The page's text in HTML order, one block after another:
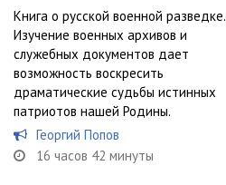
Книга о русской военной разведке.
Изучение военных архивов и
служебных документов дает
возможность воскресить
драматические судьбы истинных
патриотов нашей Родины.
Георгий Попов
16 часов 42 минуты